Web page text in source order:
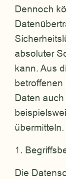
Dennoch
absoluter
kann. Aus
Daten
übermitteln.
1.
Die